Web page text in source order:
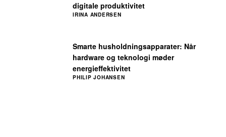
Smarte husholdningsapparater: Når
hardware og teknologi møder
energieffektivitet
PHILIP JOHANSEN
digitale produktivitet
IRINA ANDERSEN